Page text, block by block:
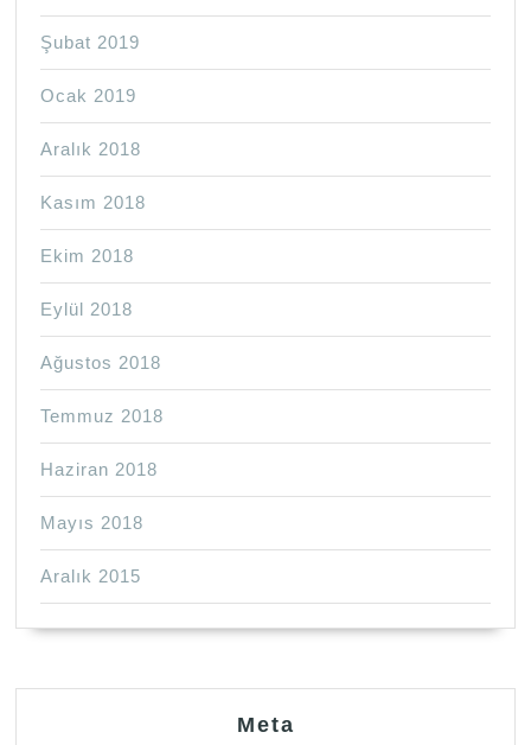
Şubat 2019
Ocak 2019
Aralık 2018
Kasım 2018
Ekim 2018
Eylül 2018
Ağustos 2018
Temmuz 2018
Haziran 2018
Mayıs 2018
Aralık 2015
Meta